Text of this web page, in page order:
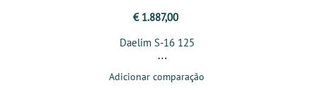
€ 1.887,00
Daelim S-16 125
Adicionar comparação